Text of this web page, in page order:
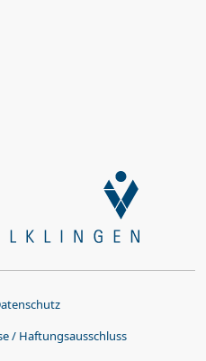
/ Haftungsausschluss